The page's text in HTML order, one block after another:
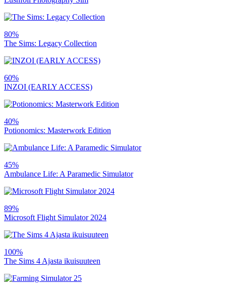
80%
The Sims: Legacy Collection
60%
INZOI (EARLY ACCESS)
40%
Potionomics: Masterwork Edition
45%
Ambulance Life: A Paramedic Simulator
89%
Microsoft Flight Simulator 2024
100%
The Sims 4 Ajasta ikuisuuteen